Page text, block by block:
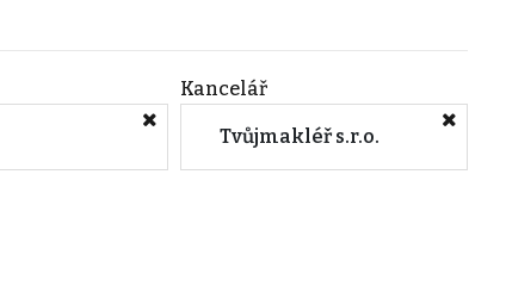
Kancelář
Tvůjmakléř s.r.o.